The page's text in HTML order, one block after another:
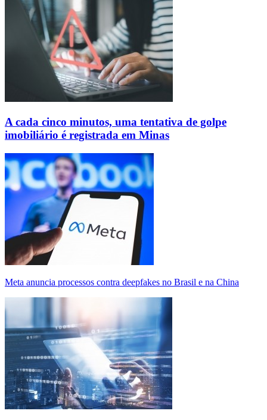
A cada cinco minutos, uma tentativa de golpe
imobiliário é registrada em Minas
Meta anuncia processos contra deepfakes no Brasil e na China